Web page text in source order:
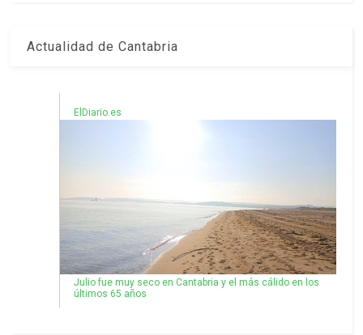
Actualidad de Cantabria
ElDiario.es
Julio fue muy seco en Cantabria y el más cálido en los
últimos 65 años